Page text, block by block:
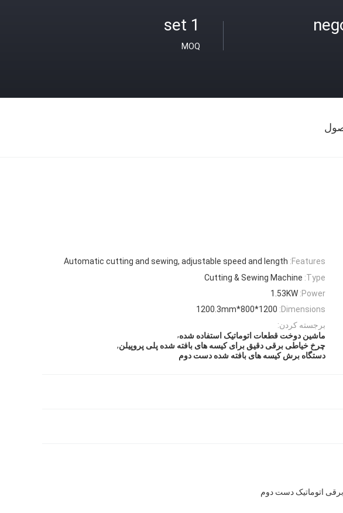
1 set
MOQ
Features:
Automatic cutting and sewing, adjustable speed and length
Type:
Cutting & Sewing Machine
Power:
1.53KW
Dimensions:
1200*800*1200.3mm
برجسته کردن:
ماشین دوخت قطعات اتوماتیک استفاده شده,
چرخ خیاطی برقی دقیق برای کیسه های بافته شده پلی پروپیلن,
دستگاه برش کیسه های بافته شده دست دوم
اتوماتیک دست دوم